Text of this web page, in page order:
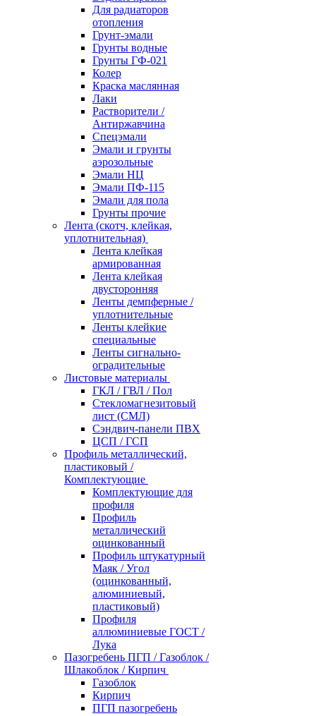
Для радиаторов
отопления
Грунт-эмали
Грунты водные
Грунты ГФ-021
Колер
Краска маслянная
Лаки
Растворители /
Антиржавчина
Спецэмали
Эмали и грунты
аэрозольные
Эмали НЦ
Эмали ПФ-115
Эмали для пола
Грунты прочие
Лента (скотч, клейкая,
уплотнительная)
Лента клейкая
армированная
Лента клейкая
двусторонняя
Ленты демпферные /
уплотнительные
Ленты клейкие
специальные
Ленты сигнально-
оградительные
Листовые материалы
ГКЛ / ГВЛ / Пол
Стекломагнезитовый
лист (СМЛ)
Сэндвич-панели ПВХ
ЦСП / ГСП
Профиль металлический,
пластиковый /
Комплектующие
Комплектующие для
профиля
Профиль
металлический
оцинкованный
Профиль штукатурный
Маяк / Угол
(оцинкованный,
алюминиевый,
пластиковый)
Профиля
аллюминиевые ГОСТ /
Лука
Пазогребень ПГП / Газоблок /
Шлакоблок / Кирпич
Газоблок
Кирпич
ПГП пазогребень